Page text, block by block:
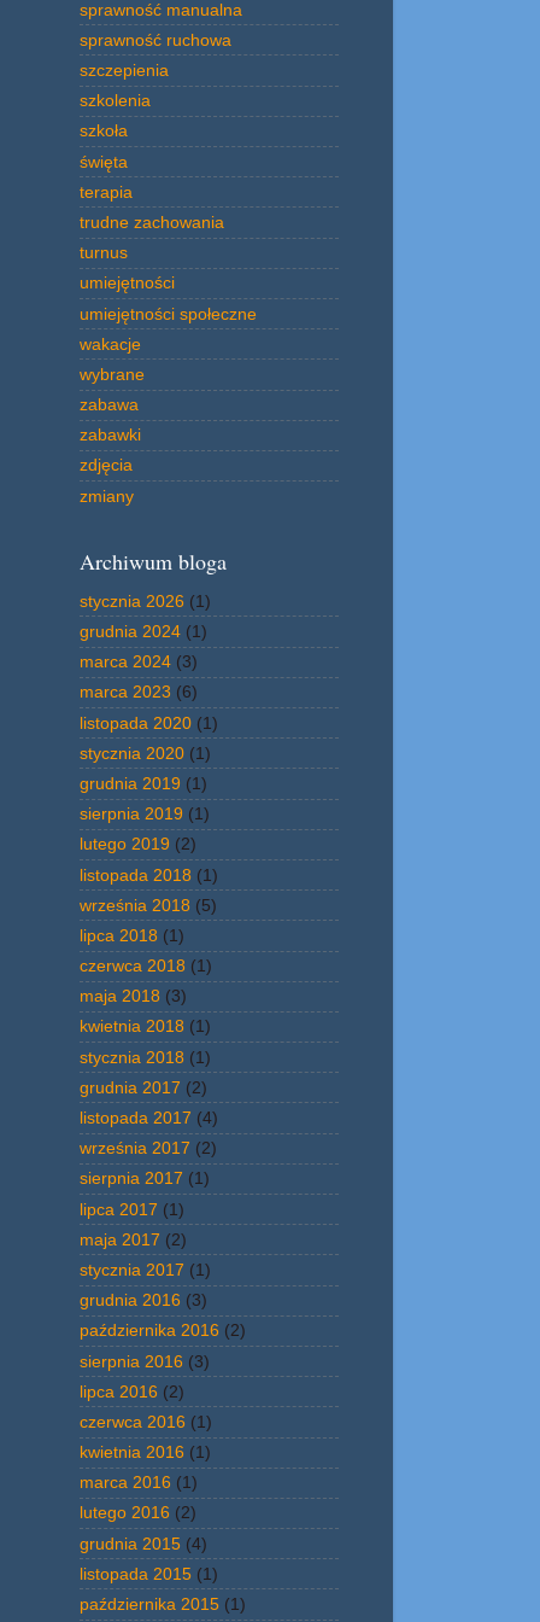
sprawność manualna
sprawność ruchowa
szczepienia
szkolenia
szkoła
święta
terapia
trudne zachowania
turnus
umiejętności
umiejętności społeczne
wakacje
wybrane
zabawa
zabawki
zdjęcia
zmiany
Archiwum bloga
stycznia 2026 (1)
grudnia 2024 (1)
marca 2024 (3)
marca 2023 (6)
listopada 2020 (1)
stycznia 2020 (1)
grudnia 2019 (1)
sierpnia 2019 (1)
lutego 2019 (2)
listopada 2018 (1)
września 2018 (5)
lipca 2018 (1)
czerwca 2018 (1)
maja 2018 (3)
kwietnia 2018 (1)
stycznia 2018 (1)
grudnia 2017 (2)
listopada 2017 (4)
września 2017 (2)
sierpnia 2017 (1)
lipca 2017 (1)
maja 2017 (2)
stycznia 2017 (1)
grudnia 2016 (3)
października 2016 (2)
sierpnia 2016 (3)
lipca 2016 (2)
czerwca 2016 (1)
kwietnia 2016 (1)
marca 2016 (1)
lutego 2016 (2)
grudnia 2015 (4)
listopada 2015 (1)
października 2015 (1)